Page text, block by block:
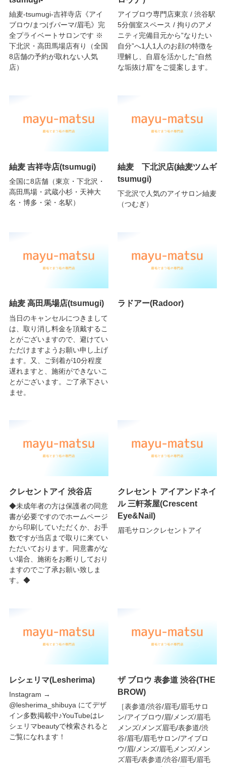
紬麦-tsumugi-吉祥寺店《アイ
ブロウ/まつげパーマ/眉毛》完
全プライベートサロンです ※
下北沢・高田馬場店有り（全国
8店舗の予約が取れない人気
店）
アイブロウ専門店東京 / 渋谷駅
5分個室スペース / 拘りのアメ
ニティ完備目元から”なりたい
自分”へ1人1人のお顔の特徴を
理解し、自眉を活かした”自然
な垢抜け眉”をご提案します。
紬麦 吉祥寺店(tsumugi)
全国に8店舗（東京・下北沢・
高田馬場・武蔵小杉・天神大
名・博多・栄・名駅）
紬麦 下北沢店(紬麦ツムギ
tsumugi)
下北沢で人気のアイサロン紬麦
（つむぎ）
紬麦 高田馬場店(tsumugi)
当日のキャンセルにつきまして
は、取り消し料金を頂戴するこ
とがございますので、避けてい
ただけますようお願い申し上げ
ます。又、ご到着が10分程度
遅れますと、施術ができないこ
とがございます。ご了承下さい
ませ。
ラドアー(Radoor)
クレセントアイ 渋谷店
◆未成年者の方は保護者の同意
書が必要ですのでホームページ
から印刷していただくか、お手
数ですが当店まで取りに来てい
ただいております。同意書がな
い場合、施術をお断りしており
ますのでご了承お願い致しま
す。◆
クレセント アイアンドネイ
ル 三軒茶屋(Crescent
Eye&Nail)
眉毛サロンクレセントアイ
レシェリマ(Lesherima)
Instagram →
@lesherima_shibuya にてデザ
イン多数掲載中♪YouTubeはレ
シェリマbeautyで検索されると
ご覧になれます！
ザ ブロウ 表参道 渋谷(THE
BROW)
［表参道/渋谷/眉毛/眉毛サロ
ン/アイブロウ/眉/メンズ/眉毛
メンズ/メンズ眉毛/表参道/渋
谷/眉毛/眉毛サロン/アイブロ
ウ/眉/メンズ/眉毛メンズ/メン
ズ眉毛/表参道/渋谷/眉毛/眉毛